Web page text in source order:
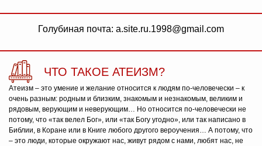
Голубиная почта: a.site.ru.1998@gmail.com
ЧТО ТАКОЕ АТЕИЗМ?
Атеизм – это умение и желание относится к людям по-человечески – к
очень разным: родным и близким, знакомым и незнакомым, великим и
рядовым, верующим и неверующим… Но относится по-человечески не
потому, что «так велел Бог», или «так Богу угодно», или так написано в
Библии, в Коране или в Книге любого другого вероучения… А потому, что
– это люди, которые окружают нас, живут рядом с нами, любят нас, не